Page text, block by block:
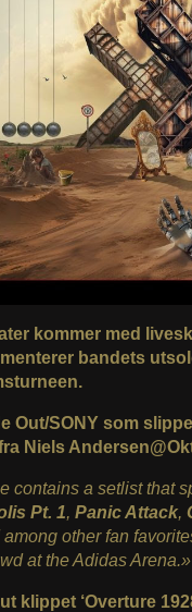
kommer med
bandets
Out/SONY som
Niels
contains a setlist that
Pt. 1, Panic Attack,
other fan
at the Adidas Arena.»
klippet ‘Overture